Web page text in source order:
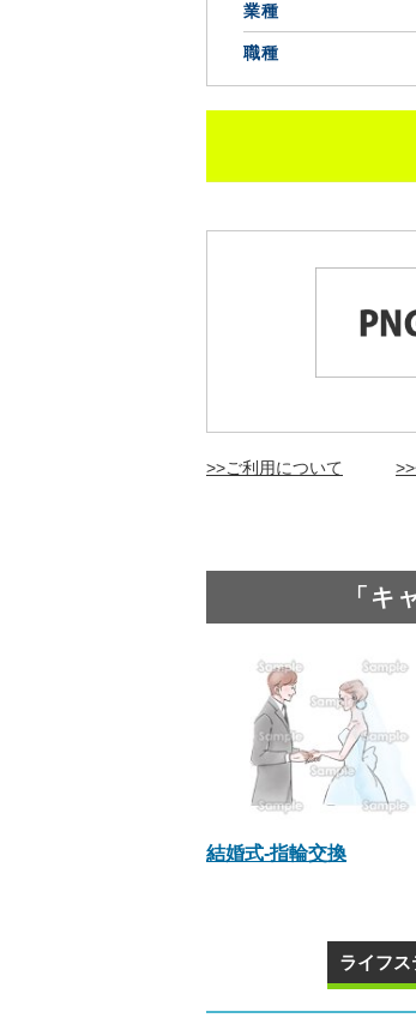
業種
職種
>>ご利用について
「キ
結婚式-指輪交換
ライフ